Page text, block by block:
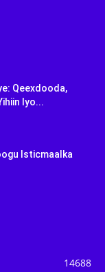
Qeexdooda,
Iyo...
Isticmaalka
14688